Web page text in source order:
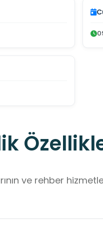
ve rehber